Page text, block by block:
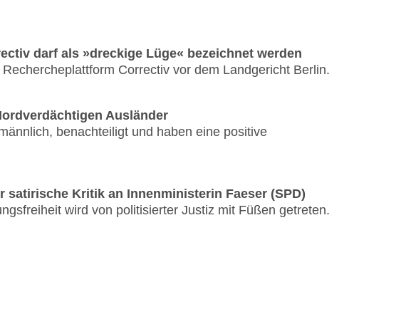
darf als »dreckige Lüge« bezeichnet werden
Correctiv vor dem Landgericht Berlin.
Ausländer
benachteiligt und haben eine positive
satirische Kritik an Innen­mini­ste­rin Faeser (SPD)
wird von politisierter Justiz mit Füßen getreten.